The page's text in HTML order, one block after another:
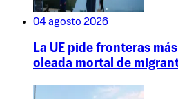
04 agosto 2026
La UE pide fronteras
oleada mortal de